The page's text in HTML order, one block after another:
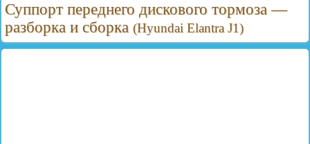
Суппорт переднего дискового тормоза —
разборка и сборка (Hyundai Elantra J1)